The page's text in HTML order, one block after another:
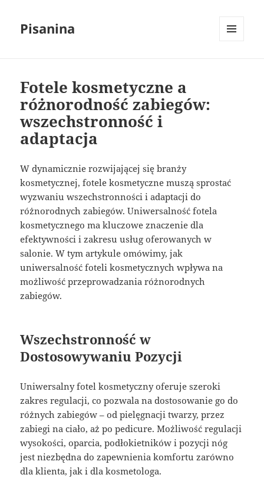
Pisanina
Fotele kosmetyczne a
różnorodność zabiegów:
wszechstronność i
adaptacja
W dynamicznie rozwijającej się branży
kosmetycznej, fotele kosmetyczne muszą sprostać
wyzwaniu wszechstronności i adaptacji do
różnorodnych zabiegów. Uniwersalność fotela
kosmetycznego ma kluczowe znaczenie dla
efektywności i zakresu usług oferowanych w
salonie. W tym artykule omówimy, jak
uniwersalność foteli kosmetycznych wpływa na
możliwość przeprowadzania różnorodnych
zabiegów.
Wszechstronność w
Dostosowywaniu Pozycji
Uniwersalny fotel kosmetyczny oferuje szeroki
zakres regulacji, co pozwala na dostosowanie go do
różnych zabiegów – od pielęgnacji twarzy, przez
zabiegi na ciało, aż po pedicure. Możliwość regulacji
wysokości, oparcia, podłokietników i pozycji nóg
jest niezbędna do zapewnienia komfortu zarówno
dla klienta, jak i dla kosmetologa.